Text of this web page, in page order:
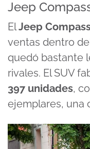
Jeep
ElJeep
ventas dentro
quedó bastante
rivales. El SUV
397 unidades,
ejemplares, una